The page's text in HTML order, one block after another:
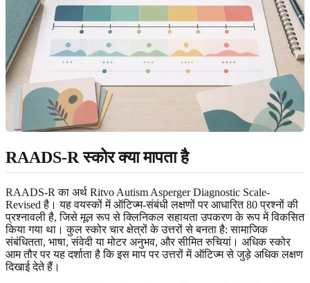
RAADS-R स्कोर क्या मापता है
RAADS-R का अर्थ Ritvo Autism Asperger Diagnostic Scale-
Revised है। यह वयस्कों में ऑटिज्म-संबंधी लक्षणों पर आधारित 80 प्रश्नों की
प्रश्नावली है, जिसे मूल रूप से क्लिनिकल सहायता उपकरण के रूप में विकसित
किया गया था। कुल स्कोर चार क्षेत्रों के उत्तरों से बनता है: सामाजिक
संबंधितता, भाषा, संवेदी या मोटर अनुभव, और सीमित रुचियां। अधिक स्कोर
आम तौर पर यह दर्शाता है कि इस माप पर उत्तरों में ऑटिज्म से जुड़े अधिक लक्षण
दिखाई देते हैं।